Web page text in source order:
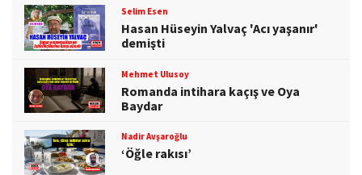
Selim Esen
Hasan Hüseyin Yalvaç 'Acı yaşanır'
demişti
Mehmet Ulusoy
Romanda intihara kaçış ve Oya
Baydar
Nadir Avşaroğlu
‘Öğle rakısı’